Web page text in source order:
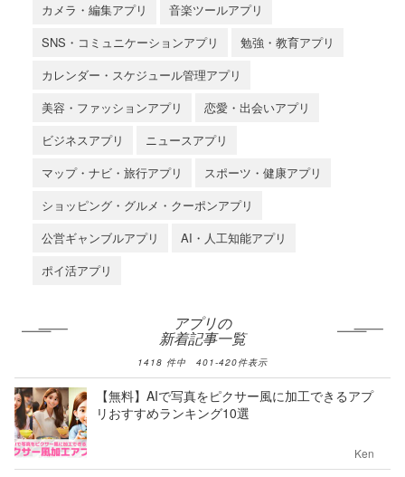
カメラ・編集アプリ
音楽ツールアプリ
SNS・コミュニケーションアプリ
勉強・教育アプリ
カレンダー・スケジュール管理アプリ
美容・ファッションアプリ
恋愛・出会いアプリ
ビジネスアプリ
ニュースアプリ
マップ・ナビ・旅行アプリ
スポーツ・健康アプリ
ショッピング・グルメ・クーポンアプリ
公営ギャンブルアプリ
AI・人工知能アプリ
ポイ活アプリ
アプリの
新着記事一覧
1418 件中 401-420件表示
【無料】AIで写真をピクサー風に加工できるアプ
リおすすめランキング10選
Ken